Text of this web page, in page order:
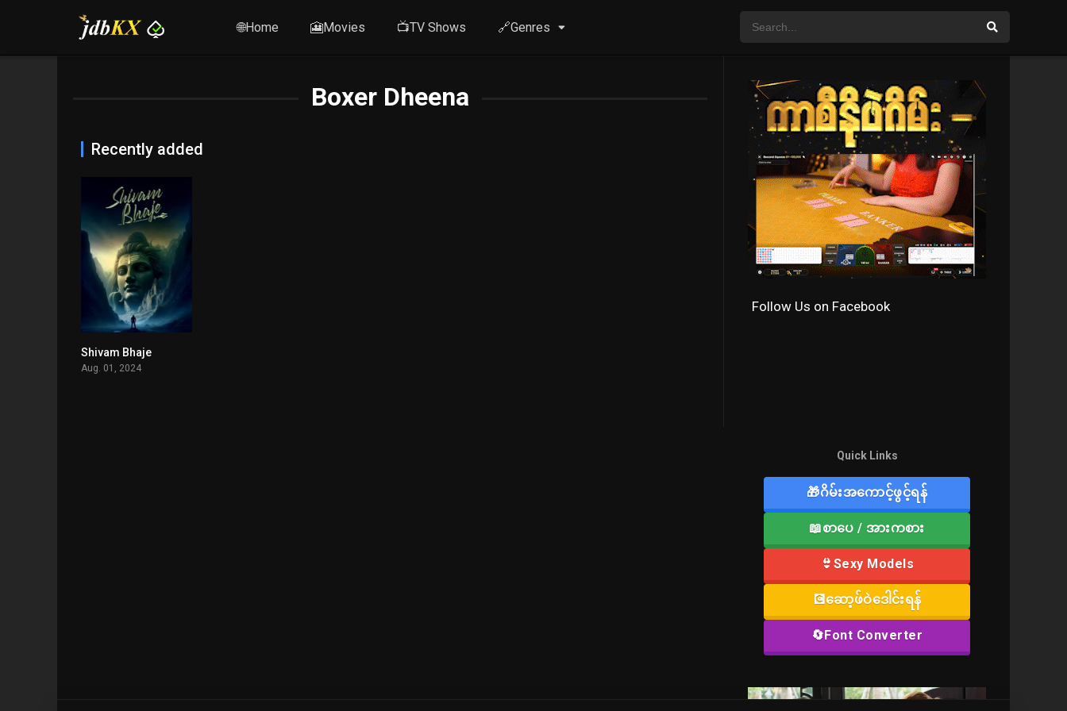
🌐Home 🎦Movies 📺TV Shows 🔗Genres
Boxer Dheena
Recently added
Shivam Bhaje
Aug. 01, 2024
Follow Us on Facebook
Quick Links
🎁ဂိမ်းအကောင့်ဖွင့်ရန်
📖စာပေ / အားကစား
👙Sexy Models
💽ဆော့ဖ်ဝဲဒေါင်းရန်
🔄Font Converter